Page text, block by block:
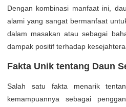
Dengan kombinasi manfaat ini,
alami yang sangat bermanfaat
dalam masakan atau sebagai
dampak positif terhadap
Fakta Unik tentang Daun
Salah satu fakta menarik
kemampuannya sebagai